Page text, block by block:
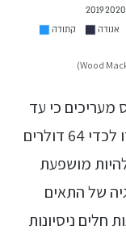
20192020
קתודה אנודה
מעריכים כי עד
שנת 2030, מחירי סוללות הליתיום ירדו לכדי 64 דולרים
מושפעת
של התאים
חלים ניסיונות